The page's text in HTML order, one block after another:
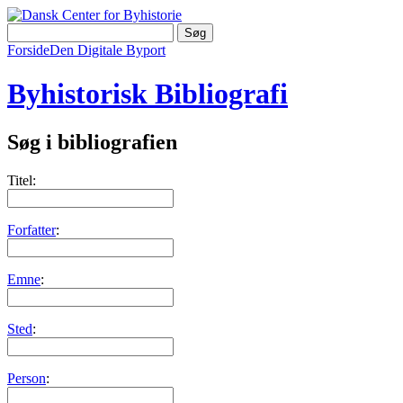
ForsideDen Digitale Byport
Byhistorisk Bibliografi
Søg i bibliografien
Titel:
Forfatter:
Emne:
Sted:
Person: